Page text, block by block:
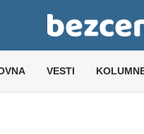
VESTI